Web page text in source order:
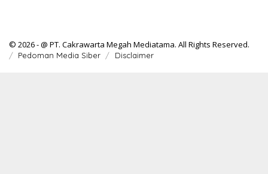
© 2026 - @ PT. Cakrawarta Megah Mediatama. All Rights Reserved.
Pedoman Media Siber Disclaimer